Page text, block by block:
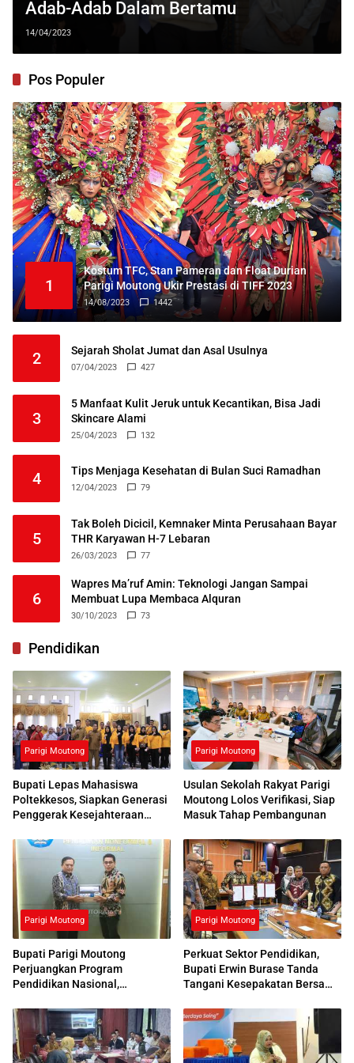
Adab-Adab Dalam Bertamu
14/04/2023
Pos Populer
1
Kostum TFC, Stan Pameran dan Float Durian
Parigi Moutong Ukir Prestasi di TIFF 2023
14/08/2023 1442
2 Sejarah Sholat Jumat dan Asal Usulnya
07/04/2023 427
3
5 Manfaat Kulit Jeruk untuk Kecantikan, Bisa Jadi
Skincare Alami
25/04/2023 132
4 Tips Menjaga Kesehatan di Bulan Suci Ramadhan
12/04/2023 79
5
Tak Boleh Dicicil, Kemnaker Minta Perusahaan Bayar
THR Karyawan H-7 Lebaran
26/03/2023 77
6
Wapres Ma’ruf Amin: Teknologi Jangan Sampai
Membuat Lupa Membaca Alquran
30/10/2023 73
Pendidikan
Parigi Moutong
Bupati Lepas Mahasiswa
Poltekkesos, Siapkan Generasi
Penggerak Kesejahteraan
Parigi Moutong
Usulan Sekolah Rakyat Parigi
Moutong Lolos Verifikasi, Siap
Masuk Tahap Pembangunan
Parigi Moutong
Bupati Parigi Moutong
Perjuangkan Program
Pendidikan Nasional,
Respons Positif
Parigi Moutong
Perkuat Sektor Pendidikan,
Bupati Erwin Burase Tanda
Tangani Kesepakatan Bersama